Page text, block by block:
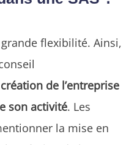
flexibilité. Ainsi,
de l’entreprise
son activité. Les
la mise en